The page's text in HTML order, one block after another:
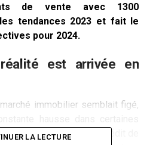
de vente avec 1300
tendances 2023 et fait le
pour 2024.
est arrivée en
marché immobilier semblait figé,
d’obtention de crédit de
LA LECTURE